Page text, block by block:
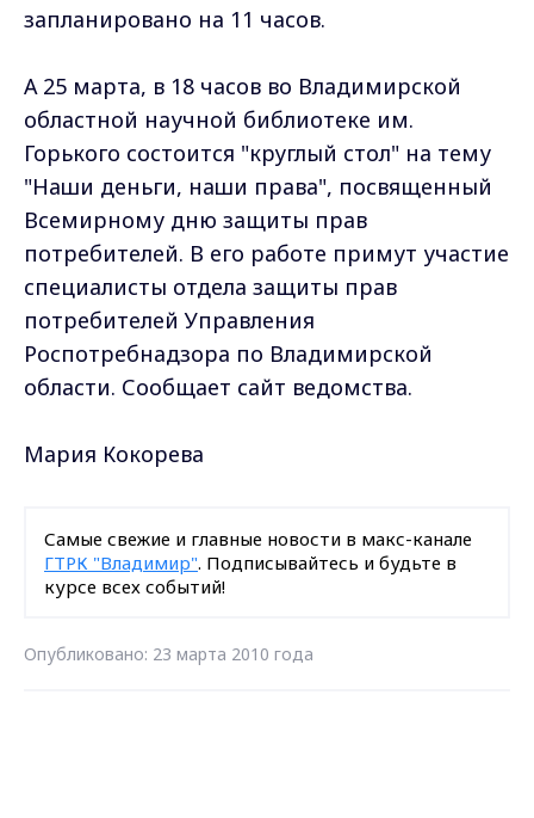
запланировано на 11 часов.
А 25 марта, в 18 часов во Владимирской
областной научной библиотеке им.
Горького состоится "круглый стол" на тему
"Наши деньги, наши права", посвященный
Всемирному дню защиты прав
потребителей. В его работе примут участие
специалисты отдела защиты прав
потребителей Управления
Роспотребнадзора по Владимирской
области. Сообщает сайт ведомства.
Мария Кокорева
Самые свежие и главные новости в макс-канале
ГТРК "Владимир". Подписывайтесь и будьте в
курсе всех событий!
Опубликовано: 23 марта 2010 года